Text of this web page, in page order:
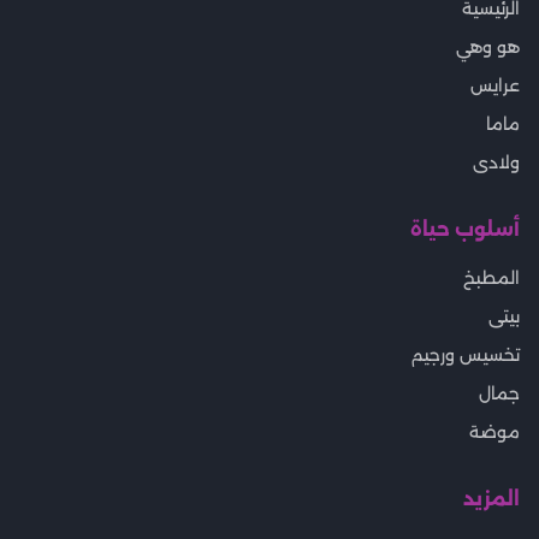
الرئيسية
هو وهي
عرايس
ماما
ولادى
أسلوب حياة
المطبخ
بيتى
تخسيس ورجيم
جمال
موضة
المزيد